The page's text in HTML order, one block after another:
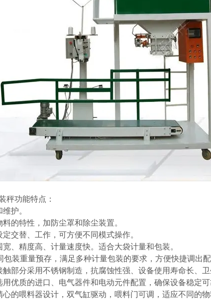
秤功能特点：
护。
的特性，加防尘罩和除尘装置。
交替、工作，可方便不同模式操作。
、精度高、计量速度快。适合大袋计量和包装。
包装重量预存，满足多种计量包装的要求，方便快捷调出配
触部分采用不锈钢制造，抗腐蚀性强、设备使用寿命长、卫
优质的进口、电气器件和电动元件配置，确保设备稳定可
心的喂料器设计，双气缸驱动，喂料门可调，适应不同的